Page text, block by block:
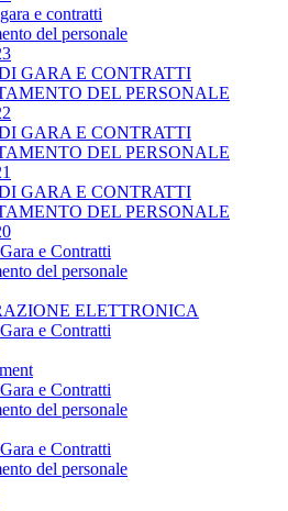
e contratti
del personale
GARA E CONTRATTI
DEL PERSONALE
GARA E CONTRATTI
DEL PERSONALE
GARA E CONTRATTI
DEL PERSONALE
e Contratti
del personale
ELETTRONICA
e Contratti
e Contratti
del personale
e Contratti
del personale